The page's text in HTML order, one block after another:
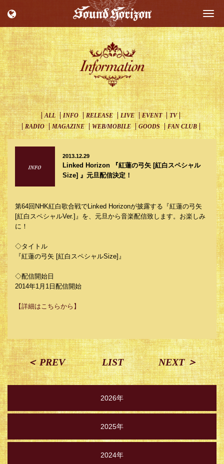
ALL INFO RELEASE LIVE EVENT
TV
RADIO
MAGAZINE WEB/MOBILE GOODS FAN CLUB
2013.12.29
Linked Horizon 『紅蓮の弓矢 [紅白スペシャル
Size] 』元旦配信決定！
第64回NHK紅白歌合戦でLinked Horizonが披露する『紅蓮の弓矢
[紅白スペシャルVer.]』を、元旦から音楽配信致します。お楽しみ
に！
◇タイトル
『紅蓮の弓矢 [紅白スペシャルSize]』
◇配信開始日
2014年1月1日配信開始
【詳細はこちらから】
＜ PREV LIST NEXT ＞
2026年
2025年
2024年